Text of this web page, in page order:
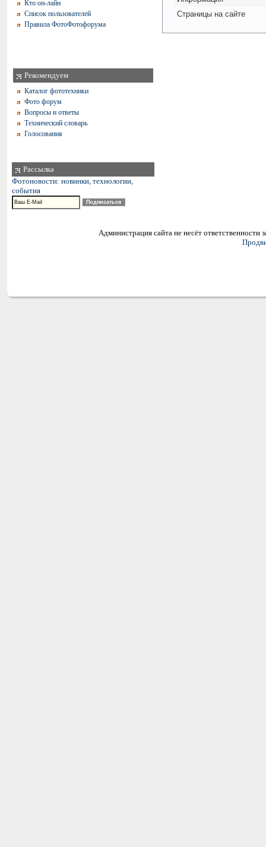
Кто он-лайн
Список пользователей
Правила ФотоФотофорума
Рекомендуем
Каталог фототехники
Фото форум
Вопросы и ответы
Технический словарь
Голосования
Рассылка
Фотоновости: новинки, технологии,
события
Страницы на сайте
Администрация сайта не несёт ответственности